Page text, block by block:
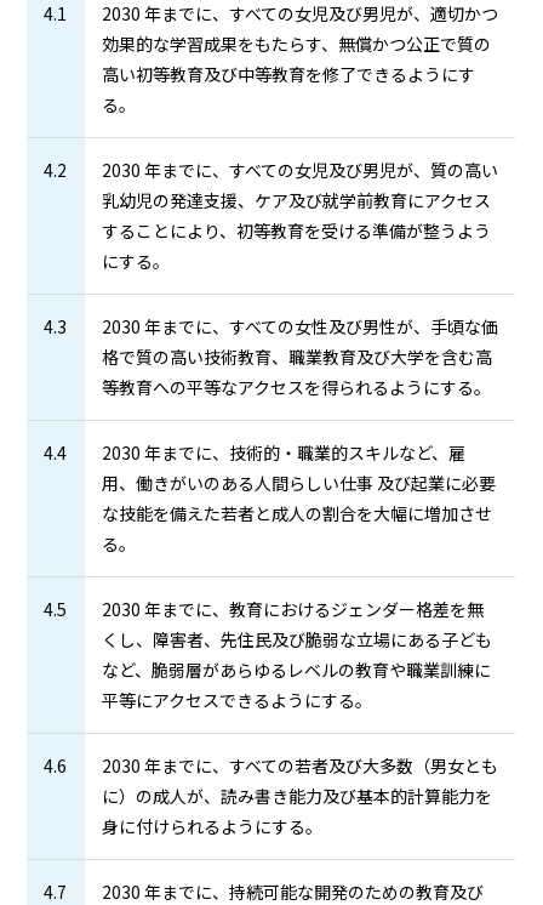
4.1
2030 年までに、すべての女児及び男児が、適切かつ
効果的な学習成果をもたらす、無償かつ公正で質の
高い初等教育及び中等教育を修了できるようにす
る。
4.2
2030 年までに、すべての女児及び男児が、質の高い
乳幼児の発達支援、ケア及び就学前教育にアクセス
することにより、初等教育を受ける準備が整うよう
にする。
4.3
2030 年までに、すべての女性及び男性が、手頃な価
格で質の高い技術教育、職業教育及び大学を含む高
等教育への平等なアクセスを得られるようにする。
4.4
2030 年までに、技術的・職業的スキルなど、雇
用、働きがいのある人間らしい仕事 及び起業に必要
な技能を備えた若者と成人の割合を大幅に増加させ
る。
4.5
2030 年までに、教育におけるジェンダー格差を無
くし、障害者、先住民及び脆弱な立場にある子ども
など、脆弱層があらゆるレベルの教育や職業訓練に
平等にアクセスできるようにする。
4.6
2030 年までに、すべての若者及び大多数（男女とも
に）の成人が、読み書き能力及び基本的計算能力を
身に付けられるようにする。
4.7
2030 年までに、持続可能な開発のための教育及び